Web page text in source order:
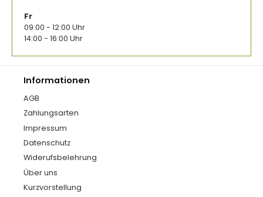
Fr
09:00 - 12:00 Uhr
14:00 - 16:00 Uhr
Informationen
AGB
Zahlungsarten
Impressum
Datenschutz
Widerufsbelehrung
Über uns
Kurzvorstellung